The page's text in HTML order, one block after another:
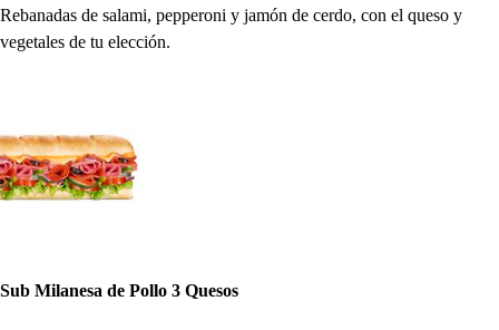
Rebanadas de salami, pepperoni y jamón de cerdo, con el queso y
vegetales de tu elección.
Sub Milanesa de Pollo 3 Quesos